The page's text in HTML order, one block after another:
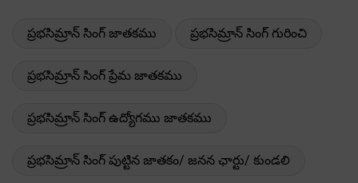
ప్రభసిమ్రాన్ సింగ్ జాతకము ప్రభసిమ్రాన్ సింగ్ గురించి
ప్రభసిమ్రాన్ సింగ్ ప్రేమ జాతకము
ప్రభసిమ్రాన్ సింగ్ ఉద్యోగము జాతకము
ప్రభసిమ్రాన్ సింగ్ పుట్టిన జాతకం/ జనన ఛార్టు/ కుండలి